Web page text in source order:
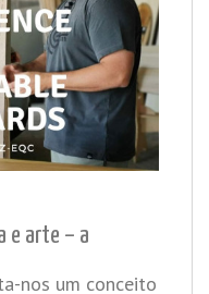
e arte – a
nos um conceito